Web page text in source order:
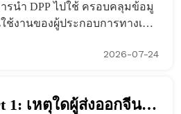
รใช้งาน และผสาน
รนำ DPP ไปใช้ ครอบคลุมข้อมู
งานของผู้ประกอบการทางเศร
2026-07-24
1: เหตุใดผู้ส่งออกจีนจึง